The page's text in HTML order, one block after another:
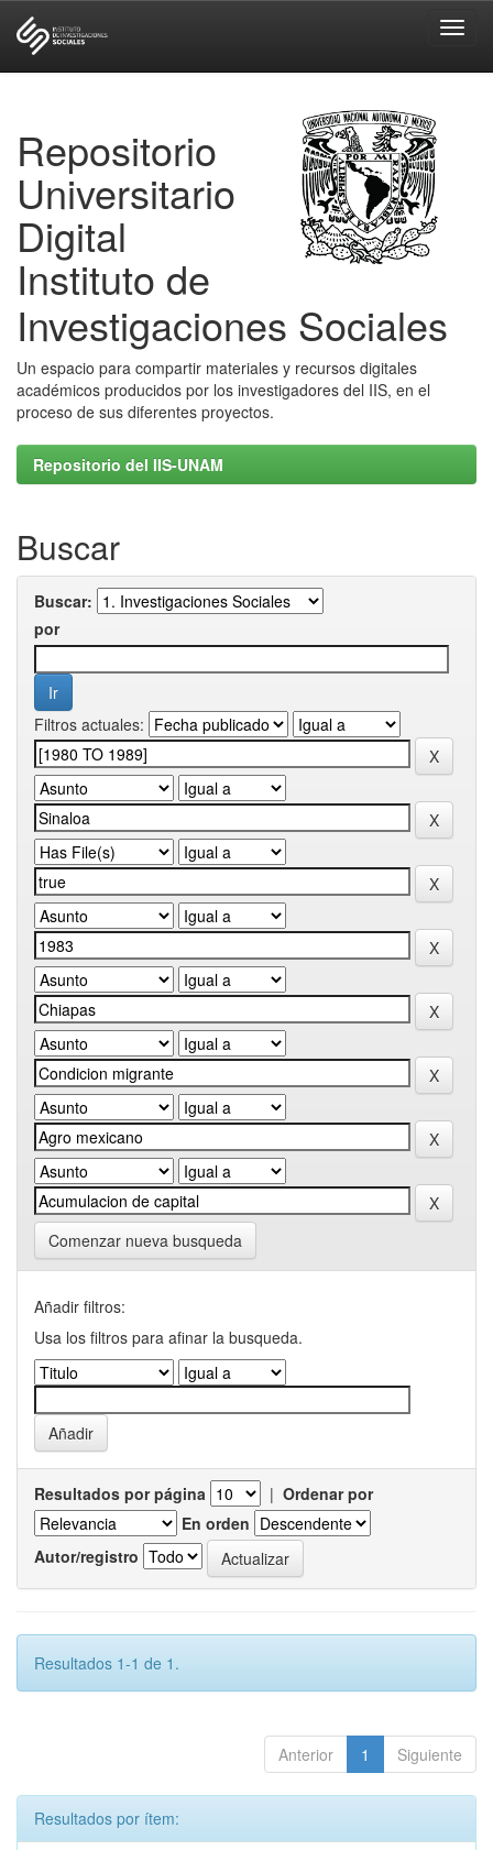
Repositorio
Universitario
Digital
Instituto de
Investigaciones Sociales
Un espacio para compartir materiales y recursos digitales
académicos producidos por los investigadores del IIS, en el
proceso de sus diferentes proyectos.
Repositorio del IIS-UNAM
Buscar
Buscar:
por
Filtros actuales:
Comenzar nueva busqueda
Añadir filtros:
Usa los filtros para afinar la busqueda.
Resultados por página | Ordenar por
En orden
Autor/registro
Resultados 1-1 de 1.
Anterior 1 Siguiente
Resultados por ítem: